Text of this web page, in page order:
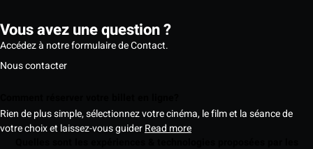
Vous avez une question ?
Accédez à notre formulaire de Contact.
Nous contacter
Rien de plus simple, sélectionnez votre cinéma, le film et la séance de
votre choix et laissez-vous guiderRead more